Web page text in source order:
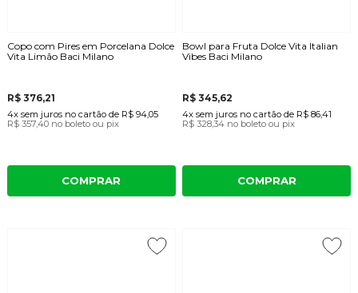
Copo com Pires em Porcelana Dolce
Vita Limão Baci Milano
R$ 376,21
4x sem juros no cartãode R$ 94,05
R$ 357,40 no boleto ou pix
COMPRAR
Bowl para Fruta Dolce Vita Italian
Vibes Baci Milano
R$ 345,62
4x sem juros no cartão de R$ 86,41
R$ 328,34 no boleto ou pix
COMPRAR